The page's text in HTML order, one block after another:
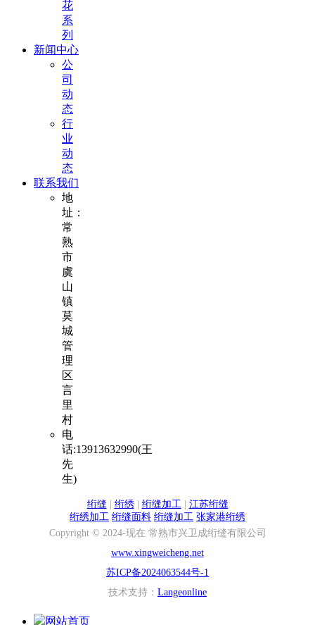
花
系
列
新闻中心
公
司
动
态
行
业
动
态
联系我们
地
址：
常
熟
市
虞
山
镇
莫
城
管
理
区
言
里
村
电
话:13913632990(王
先
生)
绗缝 绗绣| 绗缝加工| 江苏绗缝
绗绣加工 绗缝面料 绗缝加工 张家港绗绣
Copyright © 2024-现在 常熟市兴卫成绗缝有限公司
www.xingweicheng.net
苏ICP备2024063544号-1
技术支持： Langeonline
网站首页